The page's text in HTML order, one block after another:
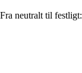
Fra neutralt til